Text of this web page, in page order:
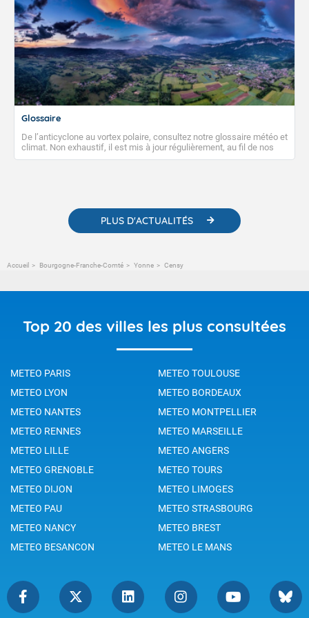
Glossaire
De l’anticyclone au vortex polaire, consultez notre glossaire météo et
climat. Non exhaustif, il est mis à jour régulièrement, au fil de nos
publications. Vous y trouverez également des liens utiles vers nos
PLUS D'ACTUALITÉS
Accueil Bourgogne-Franche-Comté Yonne Censy
Top 20 des villes les plus consultées
METEO PARIS
METEO TOULOUSE
METEO LYON
METEO BORDEAUX
METEO NANTES
METEO MONTPELLIER
METEO RENNES
METEO MARSEILLE
METEO LILLE
METEO ANGERS
METEO GRENOBLE
METEO TOURS
METEO DIJON
METEO LIMOGES
METEO PAU
METEO STRASBOURG
METEO NANCY
METEO BREST
METEO BESANCON
METEO LE MANS